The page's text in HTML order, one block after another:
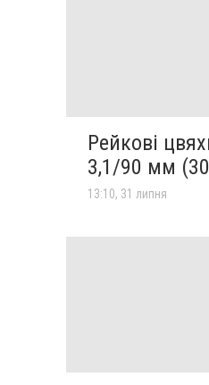
Рейкові
3,1/90 мм
13:10, 31 липня